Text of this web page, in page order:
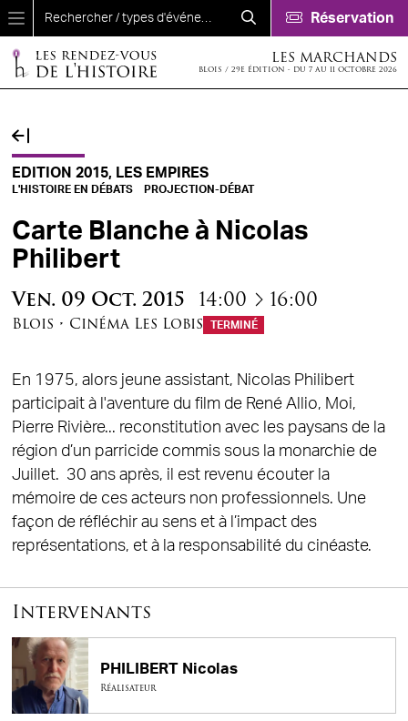
Aller au contenu principal
Réservation
LES MARCHANDS
BLOIS / 29E ÉDITION - DU 7 AU 11 OCTOBRE 2026
EDITION 2015, LES EMPIRES
L'HISTOIRE EN DÉBATS PROJECTION-DÉBAT
Carte Blanche à Nicolas
Philibert
Ven. 09 Oct. 2015 14:00 à16:00
Blois • Cinéma Les Lobis TERMINÉ
En 1975, alors jeune assistant, Nicolas Philibert
participait à l'aventure du film de René Allio, Moi,
Pierre Rivière... reconstitution avec les paysans de la
région d’un parricide commis sous la monarchie de
Juillet. 30 ans après, il est revenu écouter la
mémoire de ces acteurs non professionnels. Une
façon de réfléchir au sens et à l’impact des
représentations, et à la responsabilité du cinéaste.
Intervenants
PHILIBERT Nicolas
Réalisateur